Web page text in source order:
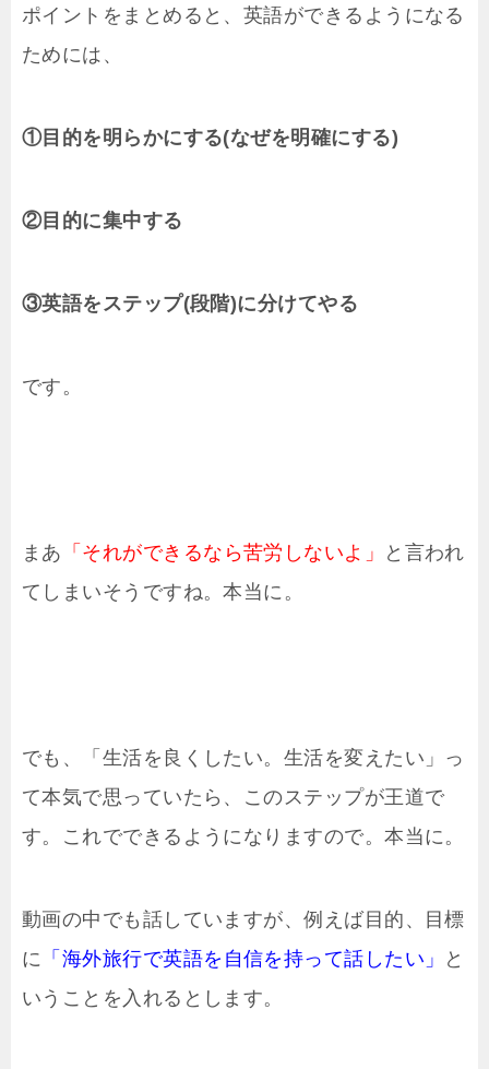
ポイントをまとめると、英語ができるようになる
ためには、
①目的を明らかにする(なぜを明確にする)
②目的に集中する
③英語をステップ(段階)に分けてやる
です。
まあ 「それができるなら苦労しないよ」
と言われ
てしまいそうですね。本当に。
でも、「生活を良くしたい。生活を変えたい」っ
て本気で思っていたら、このステップが王道で
す。これでできるようになりますので。本当に。
動画の中でも話していますが、例えば目的、目標
に 「海外旅行で英語を自信を持って話したい」
と
いうことを入れるとします。